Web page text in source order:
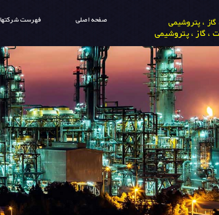
، پتروشیمی
، گاز ، پتروشیمی
صفحه اصلی فهرست شرکتها